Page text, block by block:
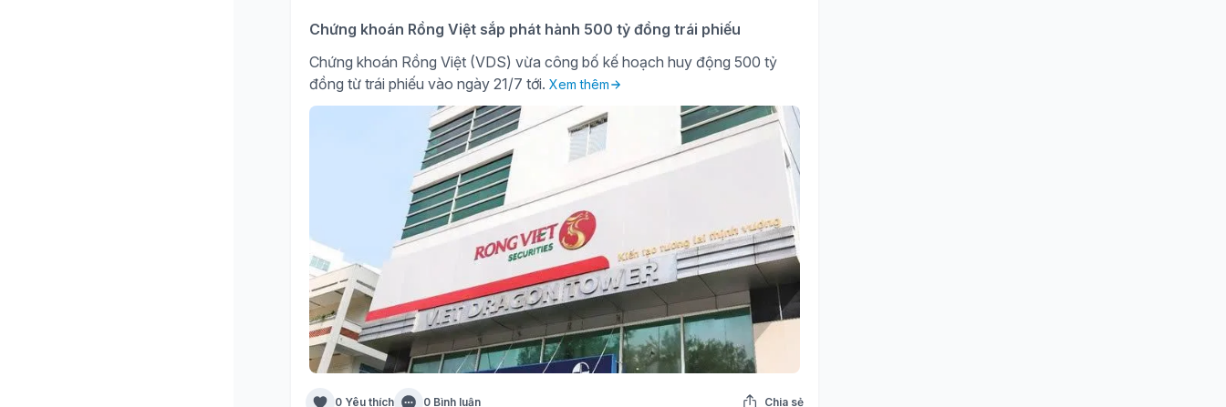
Chứng khoán Rồng Việt sắp phát hành 500 tỷ đồng trái phiếu
Chứng khoán Rồng Việt (VDS) vừa công bố kế hoạch huy động 500 tỷ
đồng từ trái phiếu vào ngày 21/7 tới. Xem thêm
0 Yêu thích 0 Bình luận Chia sẻ